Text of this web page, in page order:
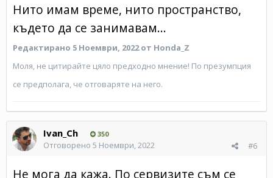
Нито имам време, нито пространство,
където да се занимавам...
Редактирано 5 Ноември, 2022от Honda_Z
Моля, не цитирайте цяло предходно мнение! По презумпция
се предполага, че отговаряте на него.
Ivan_Ch 350
#6
Отговорено 5 Ноември, 2022
Не мога да кажа. По сервизите съм се